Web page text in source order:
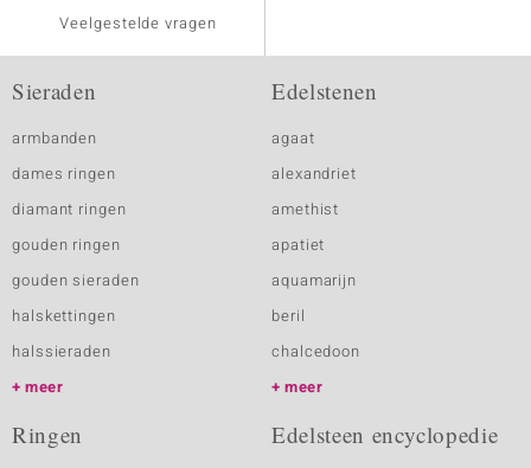
Veelgestelde vragen
Sieraden
armbanden
dames ringen
diamant ringen
gouden ringen
gouden sieraden
halskettingen
halssieraden
meer
Edelstenen
agaat
alexandriet
amethist
apatiet
aquamarijn
beril
chalcedoon
meer
Ringen Edelsteen encyclopedie